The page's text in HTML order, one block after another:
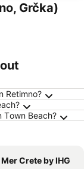
Grčka)
Retimno?
Τown Beach?
Crete by IHG